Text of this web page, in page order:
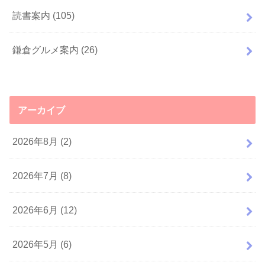
読書案内 (105)
鎌倉グルメ案内 (26)
アーカイブ
2026年8月 (2)
2026年7月 (8)
2026年6月 (12)
2026年5月 (6)